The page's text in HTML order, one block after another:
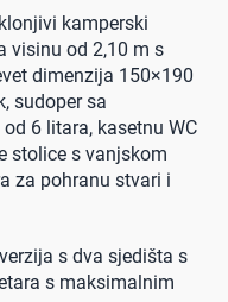
kamperski
visinu od 2,10 m s
dimenzija 150×190
sudoper sa
6 litara, kasetnu WC
stolice s vanjskom
za pohranu stvari i
s dva sjedišta s
s maksimalnim